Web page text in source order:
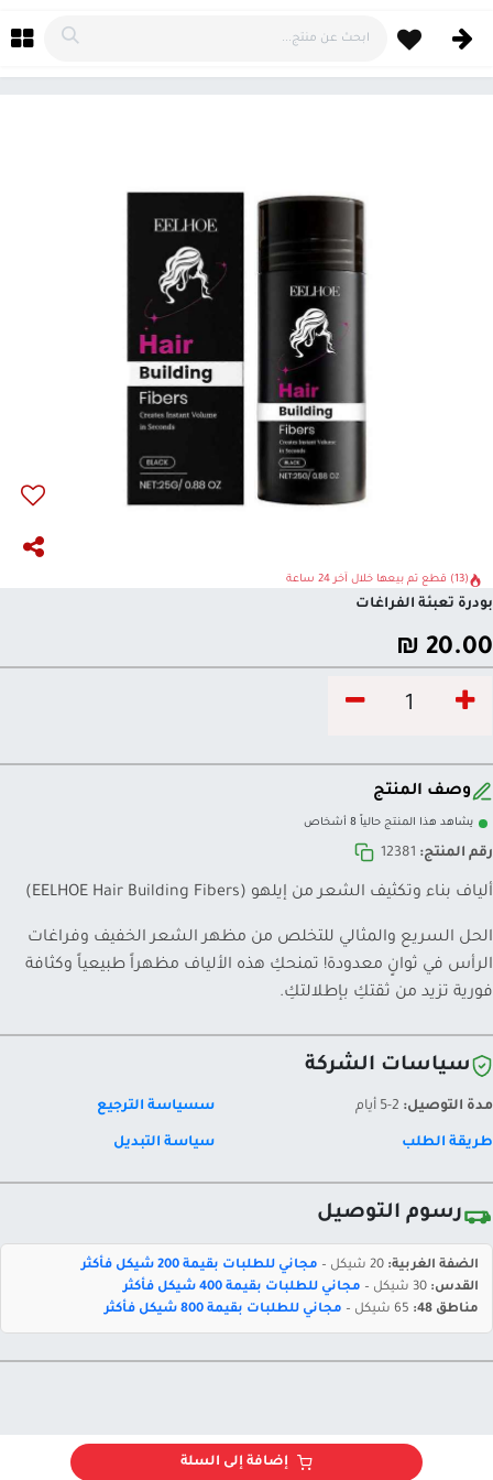
إضافة إلى السلة
(13) قطع تم بيعها خلال آخر 24 ساعة
بودرة تعبئة الفراغات
20.00
₪
وصف المنتج
يشاهد هذا المنتج حالياً 8 أشخاص
رقم المنتج: 12381
ألياف بناء وتكثيف الشعر من إيلهو (EELHOE Hair Building Fibers)
الحل السريع والمثالي للتخلص من مظهر الشعر الخفيف وفراغات
الرأس في ثوانٍ معدودة! تمنحكِ هذه الألياف مظهراً طبيعياً وكثافة
فورية تزيد من ثقتكِ بإطلالتكِ.
سياسات الشركة
مدة التوصيل: سسياسة الترجيع
طريقة الطلب سياسة التبديل
رسوم التوصيل
الضفة الغربية:
مجاني للطلبات بقيمة 200 شيكل فأكثر
القدس:
مجاني للطلبات بقيمة 400 شيكل فأكثر
مناطق 48:
مجاني للطلبات بقيمة 800 شيكل فأكثر